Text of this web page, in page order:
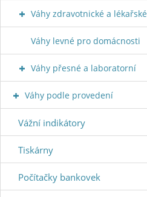
Váhy zdravotnické a lékařské
Váhy levné pro domácnosti
Váhy přesné a laboratorní
Váhy podle provedení
Vážní indikátory
Tiskárny
Počítačky bankovek